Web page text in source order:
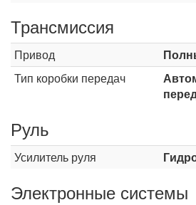
Трансмиссия
Привод
Тип коробки передач
Руль
Усилитель руля
Электронные системы